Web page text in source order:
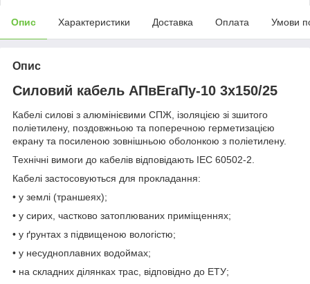
Опис Характеристики Доставка Оплата Умови
Опис
Силовий кабель АПвЕгаПу-10 3х150/25
Кабелі силові з алюмінієвими СПЖ, ізоляцією зі зшитого
поліетилену, поздовжньою та поперечною герметизацією
екрану та посиленою зовнішньою оболонкою з поліетилену.
Технічні вимоги до кабелів відповідають IEC 60502-2.
Кабелі застосовуються для прокладання:
• у землі (траншеях);
• у сирих, частково затоплюваних приміщеннях;
• у ґрунтах з підвищеною вологістю;
• у несудноплавних водоймах;
• на складних ділянках трас, відповідно до ЕТУ;